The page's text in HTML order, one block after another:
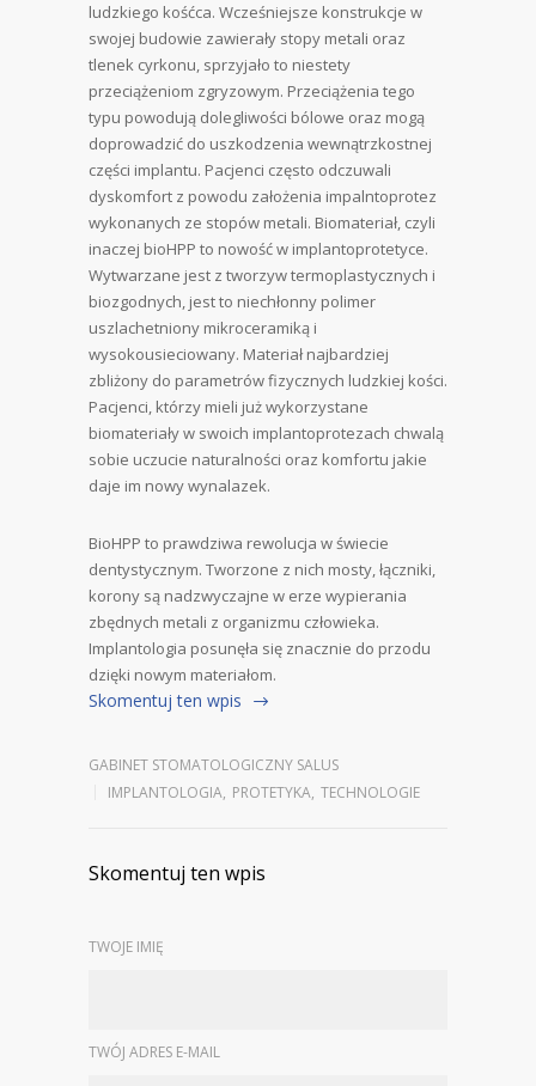
ludzkiego kośćca. Wcześniejsze konstrukcje w
swojej budowie zawierały stopy metali oraz
tlenek cyrkonu, sprzyjało to niestety
przeciążeniom zgryzowym. Przeciążenia tego
typu powodują dolegliwości bólowe oraz mogą
doprowadzić do uszkodzenia wewnątrzkostnej
części implantu. Pacjenci często odczuwali
dyskomfort z powodu założenia impalntoprotez
wykonanych ze stopów metali. Biomateriał, czyli
inaczej bioHPP to nowość w implantoprotetyce.
Wytwarzane jest z tworzyw termoplastycznych i
biozgodnych, jest to niechłonny polimer
uszlachetniony mikroceramiką i
wysokousieciowany. Materiał najbardziej
zbliżony do parametrów fizycznych ludzkiej kości.
Pacjenci, którzy mieli już wykorzystane
biomateriały w swoich implantoprotezach chwalą
sobie uczucie naturalności oraz komfortu jakie
daje im nowy wynalazek.
BioHPP to prawdziwa rewolucja w świecie
dentystycznym. Tworzone z nich mosty, łączniki,
korony są nadzwyczajne w erze wypierania
zbędnych metali z organizmu człowieka.
Implantologia posunęła się znacznie do przodu
dzięki nowym materiałom.
Skomentuj ten wpis
GABINET STOMATOLOGICZNY SALUS
IMPLANTOLOGIA, PROTETYKA, TECHNOLOGIE
Skomentuj ten wpis
TWOJE IMIĘ
TWÓJ ADRES E-MAIL